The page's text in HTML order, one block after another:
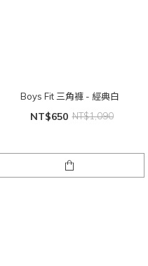
Boys Fit 三角褲 - 經典白
NT$650 NT$1,090